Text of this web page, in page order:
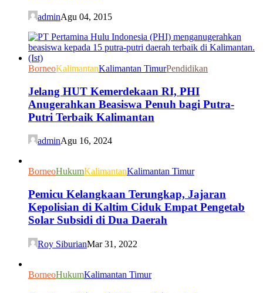
adminAgu 04, 2015
BorneoKalimantanKalimantan TimurPendidikan
Jelang HUT Kemerdekaan RI, PHI
Anugerahkan Beasiswa Penuh bagi Putra-
Putri Terbaik Kalimantan
adminAgu 16, 2024
BorneoHukumKalimantanKalimantan Timur
Pemicu Kelangkaan Terungkap, Jajaran
Kepolisian di Kaltim Ciduk Empat Pengetab
Solar Subsidi di Dua Daerah
Roy SiburianMar 31, 2022
BorneoHukumKalimantan Timur